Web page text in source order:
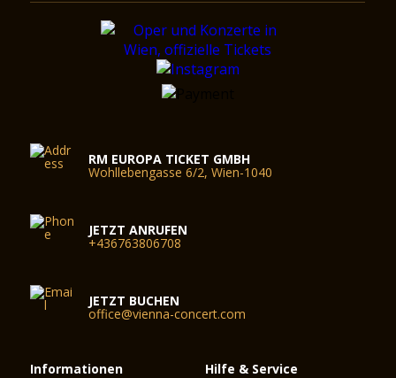
ideale Voraussetzungen für halbszenische Produktionen.
Der Gläserne Saal / Magna Auditorium wurde vom Wiener
Architekten Wilhelm Holzbauer gestaltet. Bei einer Raumhöhe
von 8 Meter fasst er – inklusive Galerie – 380 Personen.
RM EUROPA TICKET GMBH
Wohllebengasse 6/2, Wien-1040
JETZT ANRUFEN
+436763806708
JETZT BUCHEN
office@vienna-concert.com
Informationen Hilfe & Service